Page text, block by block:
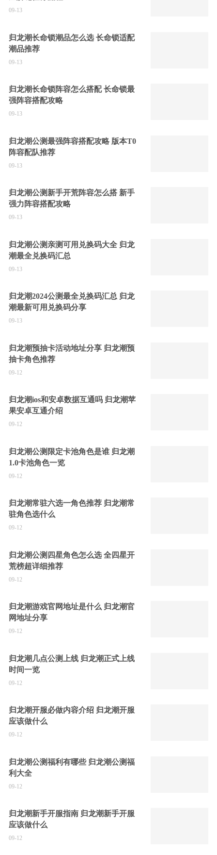
09-13
归龙潮长命锁潮品怎么选 长命锁适配
潮品推荐
09-13
归龙潮长命锁阵容怎么搭配 长命锁最
强阵容搭配攻略
09-13
归龙潮公测最强阵容搭配攻略 版本T0
阵容配队推荐
09-13
归龙潮公测新手开荒阵容怎么搭 新手
强力阵容搭配攻略
09-13
归龙潮公测亲测可用兑换码大全 归龙
潮最全兑换码汇总
09-13
归龙潮2024公测最全兑换码汇总 归龙
潮最新可用兑换码分享
09-13
归龙潮预抽卡活动地址分享 归龙潮预
抽卡角色推荐
09-12
归龙潮ios和安卓数据互通吗 归龙潮苹
果安卓互通介绍
09-12
归龙潮公测限定卡池角色是谁 归龙潮
1.0卡池角色一览
09-12
归龙潮常驻六选一角色推荐 归龙潮常
驻角色选什么
09-12
归龙潮公测四星角色怎么选 全四星开
荒榜超详细推荐
09-12
归龙潮游戏官网地址是什么 归龙潮官
网地址分享
09-12
归龙潮几点公测上线 归龙潮正式上线
时间一览
09-12
归龙潮开服必做内容介绍 归龙潮开服
应该做什么
09-12
归龙潮公测福利有哪些 归龙潮公测福
利大全
09-12
归龙潮新手开服指南 归龙潮新手开服
应该做什么
09-12